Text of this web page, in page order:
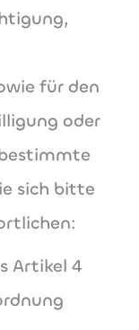
für den
oder
sich bitte
Artikel 4